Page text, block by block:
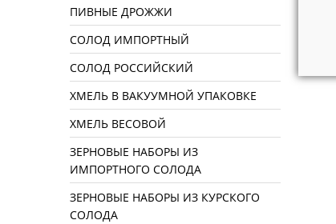
ПИВНЫЕ ДРОЖЖИ
СОЛОД ИМПОРТНЫЙ
СОЛОД РОССИЙСКИЙ
ХМЕЛЬ В ВАКУУМНОЙ УПАКОВКЕ
ХМЕЛЬ ВЕСОВОЙ
ЗЕРНОВЫЕ НАБОРЫ ИЗ
ИМПОРТНОГО СОЛОДА
ЗЕРНОВЫЕ НАБОРЫ ИЗ КУРСКОГО
СОЛОДА